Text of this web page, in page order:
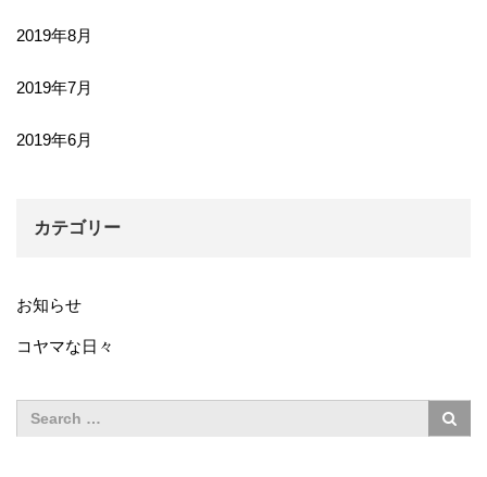
2019年8月
2019年7月
2019年6月
カテゴリー
お知らせ
コヤマな日々